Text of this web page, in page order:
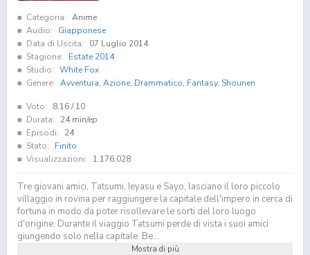
Categoria: Anime
Audio:
Giapponese
Data di Uscita:
07 Luglio 2014
Stagione:
Estate 2014
Studio: White Fox
Genere: Avventura, Azione, Drammatico, Fantasy, Shounen
Voto: 8.16/ 10
Durata:
24 min/ep
Episodi:
24
Stato:
Finito
Visualizzazioni:
1.176.028
Tre giovani amici, Tatsumi, Ieyasu e Sayo, lasciano il loro piccolo
villaggio in rovina per raggiungere la capitale dell'impero in cerca di
fortuna in modo da poter risollevare le sorti del loro luogo
d'origine. Durante il viaggio Tatsumi perde di vista i suoi amici
giungendo solo nella capitale. Be...
Mostra di più